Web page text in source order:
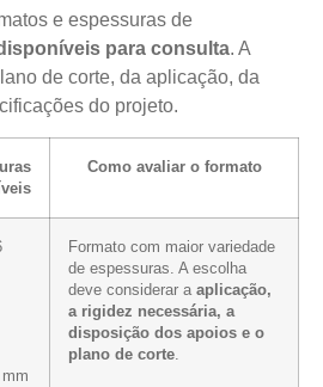
e espessuras de
para consulta. A
de corte, da aplicação, da
do projeto.
Como avaliar o formato
Formato com maior variedade
de espessuras. A escolha
deve considerar a aplicação,
a rigidez necessária, a
disposição dos apoios e o
plano de corte.